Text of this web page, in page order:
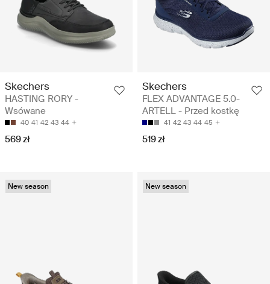
Skechers
HASTING RORY -
Wsówane
40 41 42 43 44
569 zł
Skechers
FLEX ADVANTAGE 5.0-
ARTELL - Przed kostkę
41 42 43 44 45
519 zł
New season New season